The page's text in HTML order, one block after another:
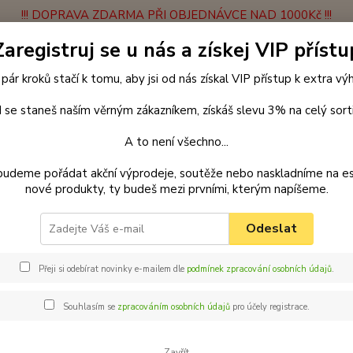
!!! DOPRAVA ZDARMA PŘI OBJEDNÁVCE NAD 1000Kč !!!
Vrácení zboží Obchodní podmínky Velkoobchodní spolupráce
svítící obojek z popruhu pro
cm
se u nás a získej VIP
kroků stačí k tomu, aby jsi od nás získal VIP přístup k extra
se staneš naším věrným zákazníkem, získáš slevu 3% na celý
A to není všechno...
pořádat akční výprodeje, soutěže nebo naskladníme na
nové produkty, ty budeš mezi prvními, kterým napíšeme.
Odeslat
Přeji si odebírat novinky e-mailem dle podmínek zpracování osobních údajů.
Souhlasím se zpracováním osobních údajůpro účely registrace.